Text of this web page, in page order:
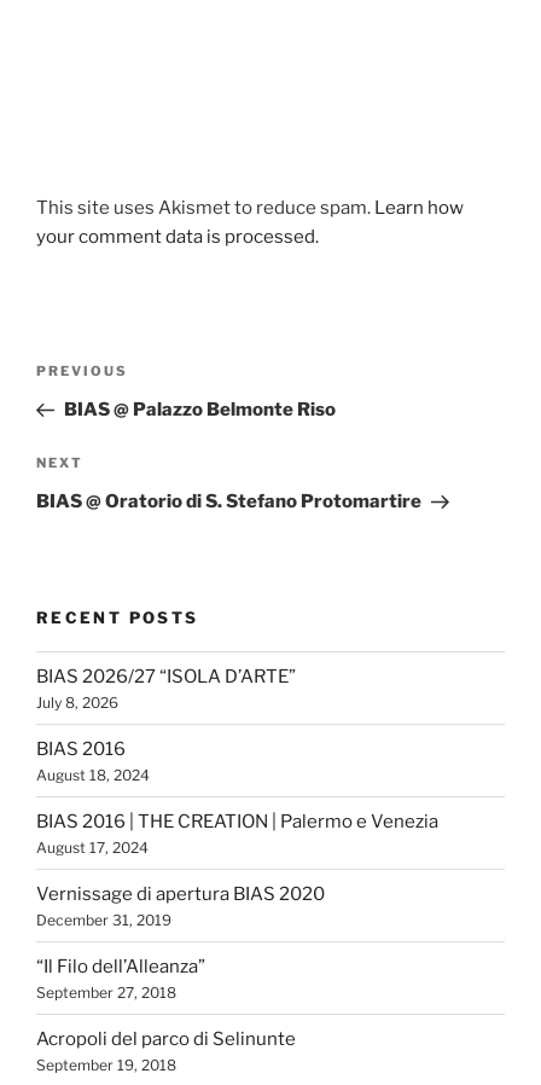
This site uses Akismet to reduce spam. Learn how
your comment data is processed.
Previous
Post
PREVIOUS
BIAS @ Palazzo Belmonte Riso
Next
Post
NEXT
BIAS @ Oratorio di S. Stefano Protomartire
RECENT POSTS
BIAS 2026/27 “ISOLA D’ARTE”
July 8, 2026
BIAS 2016
August 18, 2024
BIAS 2016 | THE CREATION | Palermo e Venezia
August 17, 2024
Vernissage di apertura BIAS 2020
December 31, 2019
“Il Filo dell’Alleanza”
September 27, 2018
Acropoli del parco di Selinunte
September 19, 2018